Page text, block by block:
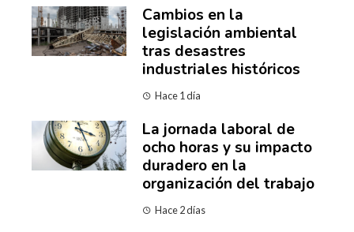
Cambios en la
legislación ambiental
tras desastres
industriales históricos
Hace 1 día
La jornada laboral de
ocho horas y su impacto
duradero en la
organización del trabajo
Hace 2 días